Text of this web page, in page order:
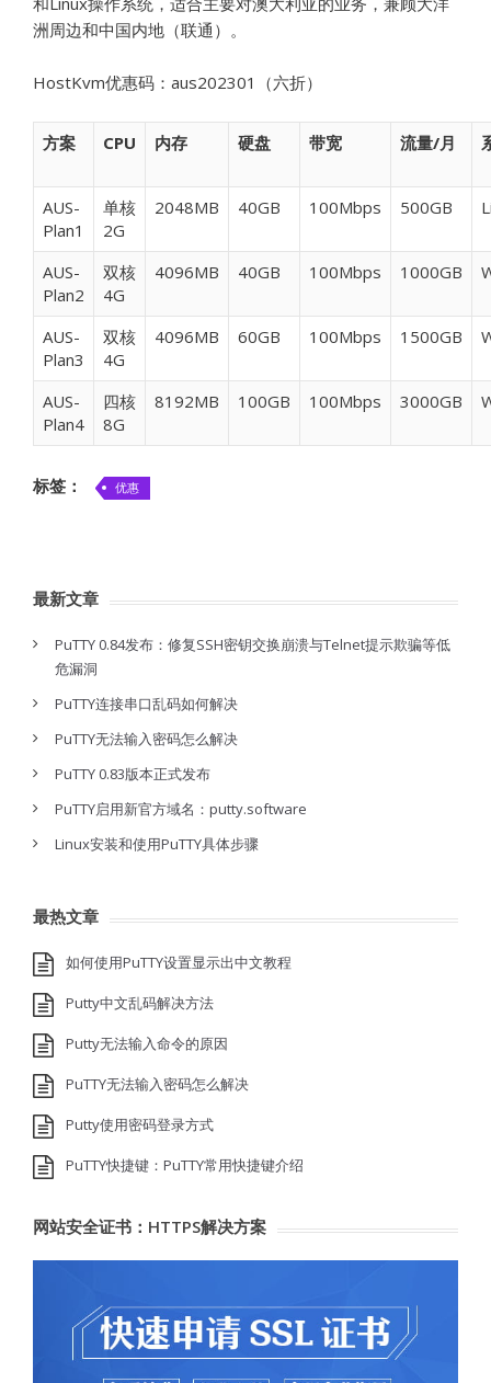
洲周边和中国内地（联通）。
HostKvm优惠码：aus202301（六折）
方案 CPU 内存 硬盘 带宽 流量/月
AUS-
Plan1
单核
2G
2048MB 40GB 100Mbps 500GB
AUS-
Plan2
双核
4G
4096MB 40GB 100Mbps 1000GB
AUS-
Plan3
双核
4G
4096MB 60GB 100Mbps 1500GB
AUS-
Plan4
四核
8G
8192MB 100GB 100Mbps 3000GB
标签： 优惠
最新文章
PuTTY 0.84发布：修复SSH密钥交换崩溃与Telnet提示欺骗等低
危漏洞
PuTTY连接串口乱码如何解决
PuTTY无法输入密码怎么解决
PuTTY 0.83版本正式发布
PuTTY启用新官方域名：putty.software
Linux安装和使用PuTTY具体步骤
最热文章
如何使用PuTTY设置显示出中文教程
Putty中文乱码解决方法
Putty无法输入命令的原因
PuTTY无法输入密码怎么解决
Putty使用密码登录方式
PuTTY快捷键：PuTTY常用快捷键介绍
网站安全证书：HTTPS解决方案